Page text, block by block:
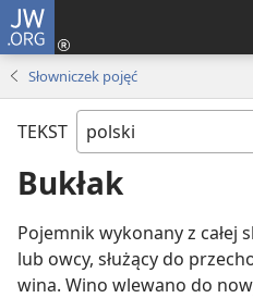
JW.ORG
Słowniczek pojęć
TEKST
Bukłak
Pojemnik wykonany z całej
lub owcy, służący do
wina. Wino wlewano do